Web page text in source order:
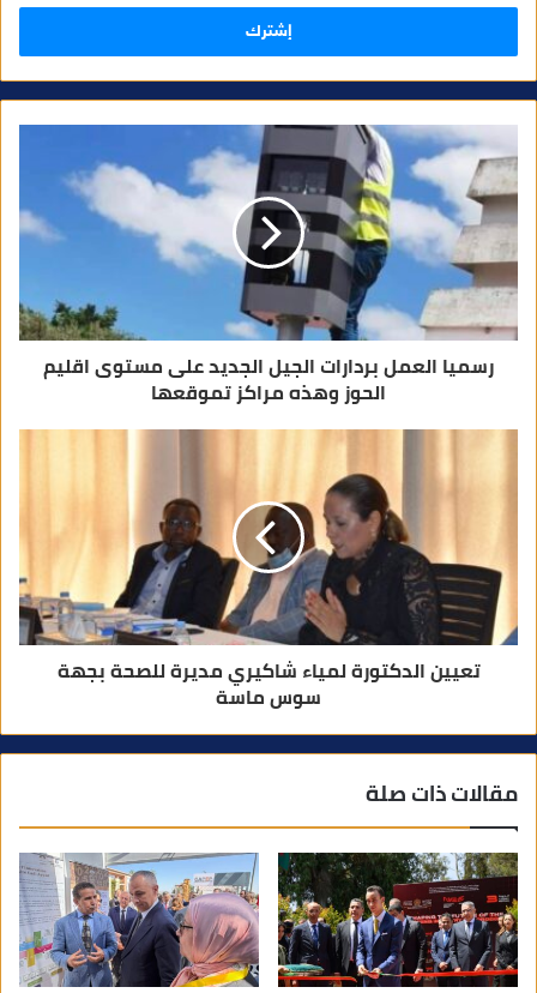
ل
ر
ا
إ
ل
ك
ت
و
ن
ي
رسميا العمل بردارات الجيل الجديد على مستوى اقليم
الحوز وهذه مراكز تموقعها
تعيين الدكتورة لمياء شاكيري مديرة للصحة بجهة
سوس ماسة
مقالات ذات صلة